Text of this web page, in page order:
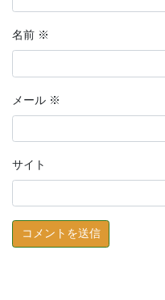
名前 ※
メール ※
サイト